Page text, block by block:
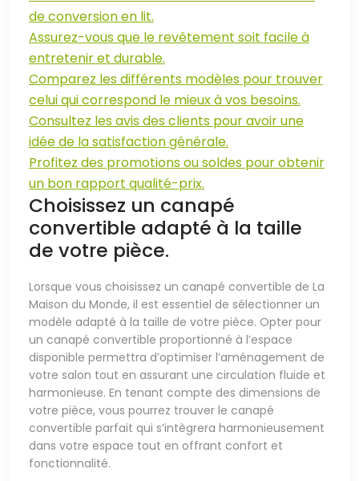
de conversion en lit.
Assurez-vous que le revêtement soit facile à
entretenir et durable.
Comparez les différents modèles pour trouver
celui qui correspond le mieux à vos besoins.
Consultez les avis des clients pour avoir une
idée de la satisfaction générale.
Profitez des promotions ou soldes pour obtenir
un bon rapport qualité-prix.
Choisissez un canapé
convertible adapté à la taille
de votre pièce.
Lorsque vous choisissez un canapé convertible de La
Maison du Monde, il est essentiel de sélectionner un
modèle adapté à la taille de votre pièce. Opter pour
un canapé convertible proportionné à l’espace
disponible permettra d’optimiser l’aménagement de
votre salon tout en assurant une circulation fluide et
harmonieuse. En tenant compte des dimensions de
votre pièce, vous pourrez trouver le canapé
convertible parfait qui s’intègrera harmonieusement
dans votre espace tout en offrant confort et
fonctionnalité.